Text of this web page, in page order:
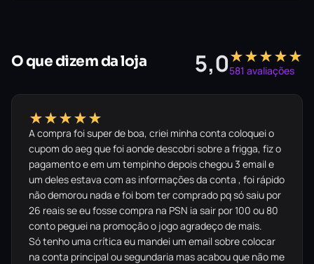
O que dizem da loja 5,0★★★★★
581 avaliações
★★★★★
A compra foi super de boa, criei minha conta coloquei o
cupom do aeg que foi aonde descobri sobre a frigga, fiz o
pagamento e em um tempinho depois chegou 3 email e
um deles estava com as informações da conta , foi rápido
não demorou nada e foi bom ter comprado pq só saiu por
26 reais se eu fosse compra na PSN ia sair por 100 ou 80
conto peguei na promoção o jogo agradeço de mais.
Só tenho uma crítica eu mandei um email sobre colocar
na conta principal ou segundaria mas acabou que não me